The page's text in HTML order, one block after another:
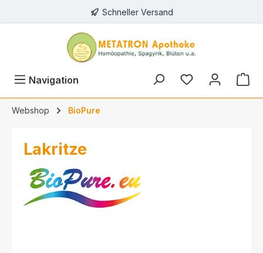
Schneller Versand
Navigation
Webshop BioPure
Lakritze